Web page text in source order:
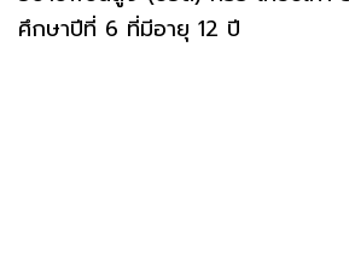
ศึกษาปีที่ 6 ที่มีอายุ 12 ปี